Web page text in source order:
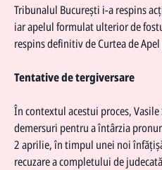
Tribunalul București i-a respins
iar apelul formulat ulterior de
respins definitiv de Curtea de
Tentative de tergiversare
În contextul acestui proces,
demersuri pentru a întârzia
2 aprilie, în timpul unei noi
recuzare a completului de